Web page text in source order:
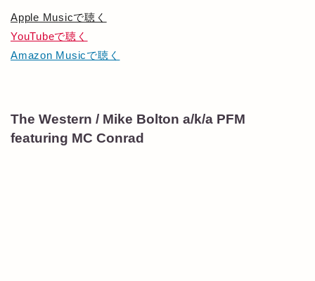
Apple Musicで聴く
YouTubeで聴く
Amazon Musicで聴く
The Western / Mike Bolton a/k/a PFM
featuring MC Conrad